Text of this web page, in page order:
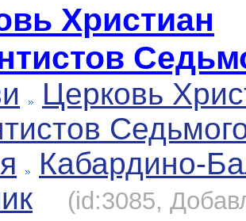
Христиан
Церковь
Кабардино-
(id:3085,